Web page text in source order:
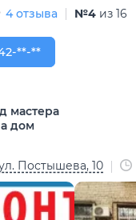
4 отзыва №4 из 16
63-44
**-**
мастера
дом
Постышева, 10